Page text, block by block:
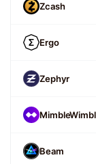
Zcash
Ergo
Zephyr
Beam